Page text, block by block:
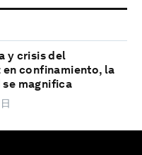
y crisis del
confinamiento, la
magnifica